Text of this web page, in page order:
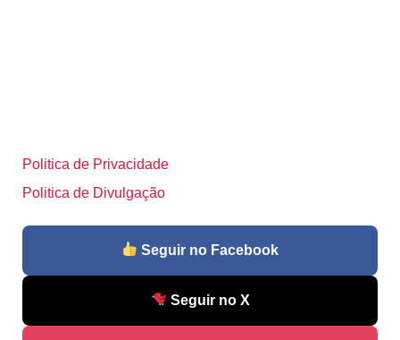
Politica de Privacidade
Politica de Divulgação
Seguir no Facebook
Seguir no X